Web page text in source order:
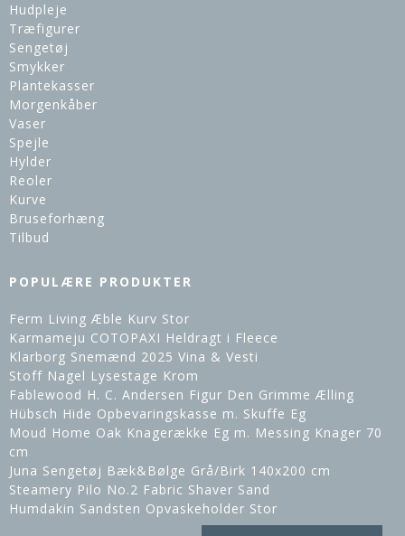
Hudpleje
Træfigurer
Sengetøj
Smykker
Plantekasser
Morgenkåber
Vaser
Spejle
Hylder
Reoler
Kurve
Bruseforhæng
Tilbud
POPULÆRE PRODUKTER
Ferm Living Æble Kurv Stor
Karmameju COTOPAXI Heldragt i Fleece
Klarborg Snemænd 2025 Vina & Vesti
Stoff Nagel Lysestage Krom
Fablewood H. C. Andersen Figur Den Grimme Ælling
Hübsch Hide Opbevaringskasse m. Skuffe Eg
Moud Home Oak Knagerække Eg m. Messing Knager 70
cm
Juna Sengetøj Bæk&Bølge Grå/Birk 140x200 cm
Steamery Pilo No.2 Fabric Shaver Sand
Humdakin Sandsten Opvaskeholder Stor